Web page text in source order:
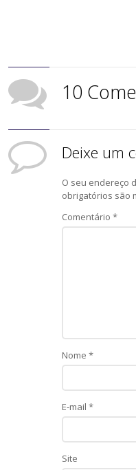
10
Deixe um
O seu endereço
obrigatórios são
Comentário*
Nome*
E-mail*
Site